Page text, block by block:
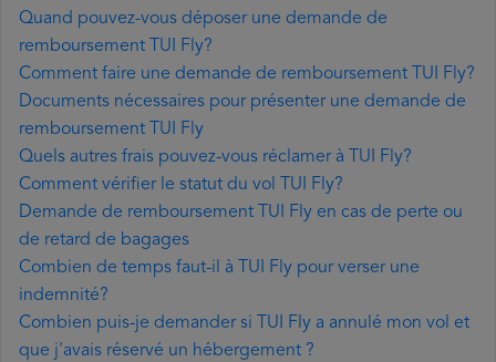
Quand pouvez-vous déposer une demande de
remboursement TUI Fly?
Comment faire une demande de remboursement TUI Fly?
Documents nécessaires pour présenter une demande de
remboursement TUI Fly
Quels autres frais pouvez-vous réclamer à TUI Fly?
Comment vérifier le statut du vol TUI Fly?
Demande de remboursement TUI Fly en cas de perte ou
de retard de bagages
Combien de temps faut-il à TUI Fly pour verser une
indemnité?
Combien puis-je demander si TUI Fly a annulé mon vol et
que j'avais réservé un hébergement ?